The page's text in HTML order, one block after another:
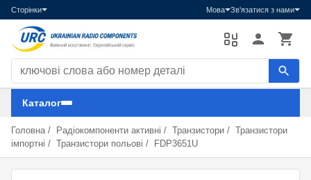
Сторінки Мова Зв'язатися з нами
Пошук компонентів
Каталог
Головна / Радіокомпоненти активні / Транзистори / Транзистори
імпортні / Транзистори польові / FDP3651U